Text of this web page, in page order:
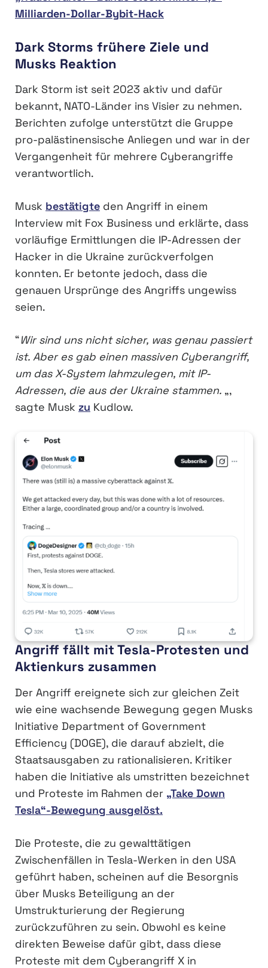
Milliarden-Dollar-Bybit-Hack
Dark Storms frühere Ziele und
Musks Reaktion
Dark Storm ist seit 2023 aktiv und dafür
bekannt, NATO-Länder ins Visier zu nehmen.
Berichten zufolge unterstützt die Gruppe
pro-palästinensische Anliegen und war in der
Vergangenheit für mehrere Cyberangriffe
verantwortlich.
Musk bestätigte den Angriff in einem
Interview mit Fox Business und erklärte, dass
vorläufige Ermittlungen die IP-Adressen der
Hacker in die Ukraine zurückverfolgen
konnten. Er betonte jedoch, dass die
genauen Ursprünge des Angriffs ungewiss
seien.
“Wir sind uns nicht sicher, was genau passiert
ist. Aber es gab einen massiven Cyberangriff,
um das X-System lahmzulegen, mit IP-
Adressen, die aus der Ukraine stammen. „,
sagte Musk zu Kudlow.
Angriff fällt mit Tesla-Protesten und
Aktienkurs zusammen
Der Angriff ereignete sich zur gleichen Zeit
wie eine wachsende Bewegung gegen Musks
Initiative Department of Government
Efficiency (DOGE), die darauf abzielt, die
Staatsausgaben zu rationalisieren. Kritiker
haben die Initiative als umstritten bezeichnet
und Proteste im Rahmen der „Take Down
Tesla“-Bewegung ausgelöst.
Die Proteste, die zu gewalttätigen
Zwischenfällen in Tesla-Werken in den USA
geführt haben, scheinen auf die Besorgnis
über Musks Beteiligung an der
Umstrukturierung der Regierung
zurückzuführen zu sein. Obwohl es keine
direkten Beweise dafür gibt, dass diese
Proteste mit dem Cyberangriff X in